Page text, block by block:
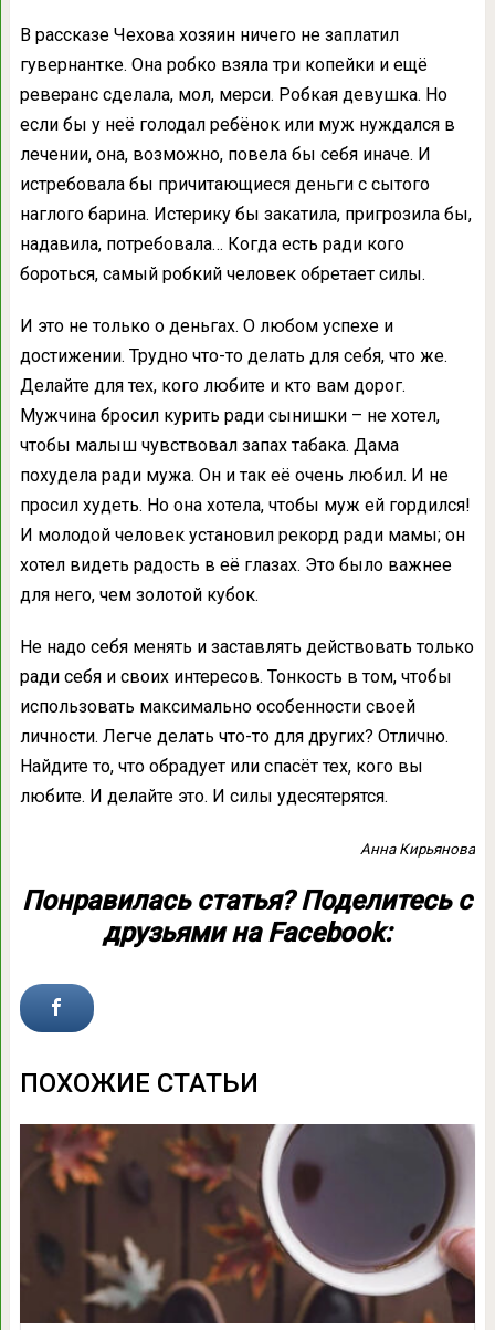
В рассказе Чехова хозяин ничего не заплатил
гувернантке. Она робко взяла три копейки и ещё
реверанс сделала, мол, мерси. Робкая девушка. Но
если бы у неё голодал ребёнок или муж нуждался в
лечении, она, возможно, повела бы себя иначе. И
истребовала бы причитающиеся деньги с сытого
наглого барина. Истерику бы закатила, пригрозила бы,
надавила, потребовала… Когда есть ради кого
бороться, самый робкий человек обретает силы.
И это не только о деньгах. О любом успехе и
достижении. Трудно что-то делать для себя, что же.
Делайте для тех, кого любите и кто вам дорог.
Мужчина бросил курить ради сынишки – не хотел,
чтобы малыш чувствовал запах табака. Дама
похудела ради мужа. Он и так её очень любил. И не
просил худеть. Но она хотела, чтобы муж ей гордился!
И молодой человек установил рекорд ради мамы; он
хотел видеть радость в её глазах. Это было важнее
для него, чем золотой кубок.
Не надо себя менять и заставлять действовать только
ради себя и своих интересов. Тонкость в том, чтобы
использовать максимально особенности своей
личности. Легче делать что-то для других? Отлично.
Найдите то, что обрадует или спасёт тех, кого вы
любите. И делайте это. И силы удесятерятся.
Анна Кирьянова
Понравилась статья? Поделитесь с
друзьями на Facebook:
ПОХОЖИЕ СТАТЬИ